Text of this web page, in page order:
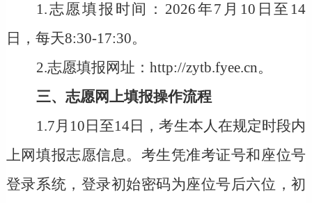
1.志愿填报时间： 2026年7月10日至14
日，每天8:30-17:30。
2.志愿填报网址： http://zytb.fyee.cn。
三、志愿网上填报操作流程
1.7月10日至14日，考生本人在规定时段内
上网填报志愿信息。 考生凭准考证号和座位号
登录系统，登录初始密码为座位号后六位，初